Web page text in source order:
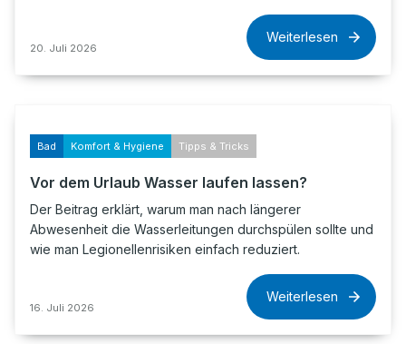
20. Juli 2026
Weiterlesen
Bad Komfort & Hygiene Tipps & Tricks
Vor dem Urlaub Wasser laufen lassen?
Der Beitrag erklärt, warum man nach längerer
Abwesenheit die Wasserleitungen durchspülen sollte und
wie man Legionellenrisiken einfach reduziert.
16. Juli 2026
Weiterlesen